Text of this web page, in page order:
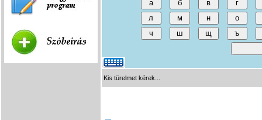
Kis türelmet kérek...